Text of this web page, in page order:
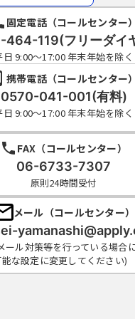
固定電話（コールセンター）
464-119(フリーダイ
日 9:00～17:00 年末年始を除く
携帯電話（コールセンター）
0570-041-001(有料)
日 9:00～17:00 年末年始を除く
FAX（コールセンター）
06-6733-7307
原則24時間受付
メール（コールセンター）
ール対策等を行っている場合
な設定に変更してください)